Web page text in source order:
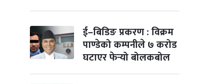
मंगल कार्तिक ३, २०८३-Oct 20, 2026
४ विजयादशमी
कार्तिक ४, २०८३-Oct 21, 2026
२ महिना बाँकी
ई–बिडिङ प्रकरण : विक्रम
पाण्डेको कम्पनीले ७ करोड
घटाएर फेर्‍यो बोलकबोल